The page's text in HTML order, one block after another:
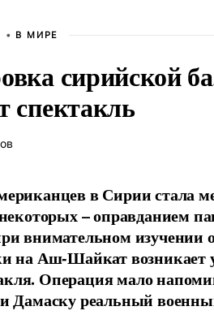
• В МИРЕ
сирийской
спектакль
в Сирии стала
– оправданием
внимательном изучении
на Аш-Шайкат возникает
Операция мало
Дамаску реальный